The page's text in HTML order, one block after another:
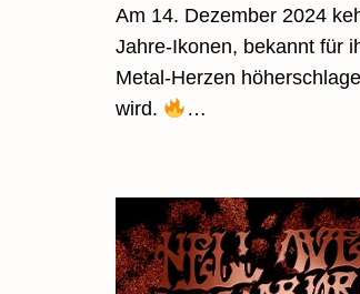
Am 14. Dezember 2024
Jahre-Ikonen, bekannt für
Metal-Herzen
wird.
…